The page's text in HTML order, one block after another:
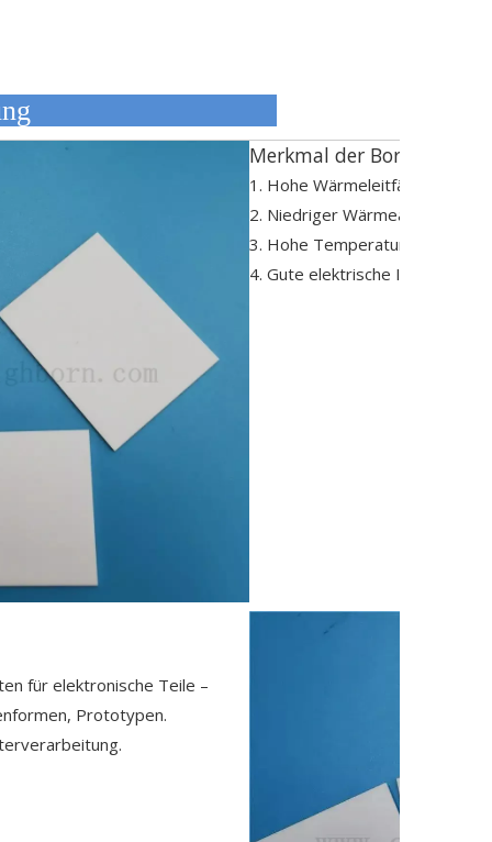
Merkmal der
1. Hohe Wärmeleitfähigkeit
2. Niedriger
3. Hohe
4. Gute elektrische Isolierung
für elektronische Teile –
Prototypen.